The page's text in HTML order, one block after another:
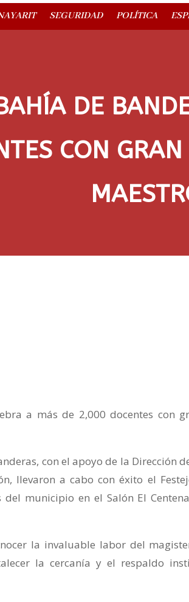
SEGURIDAD POLÍTICA
DE
CON
a más de 2,000 docentes con
con el apoyo de la Dirección
llevaron a cabo con éxito el
municipio en el Salón El
la invaluable labor del
la cercanía y el respaldo